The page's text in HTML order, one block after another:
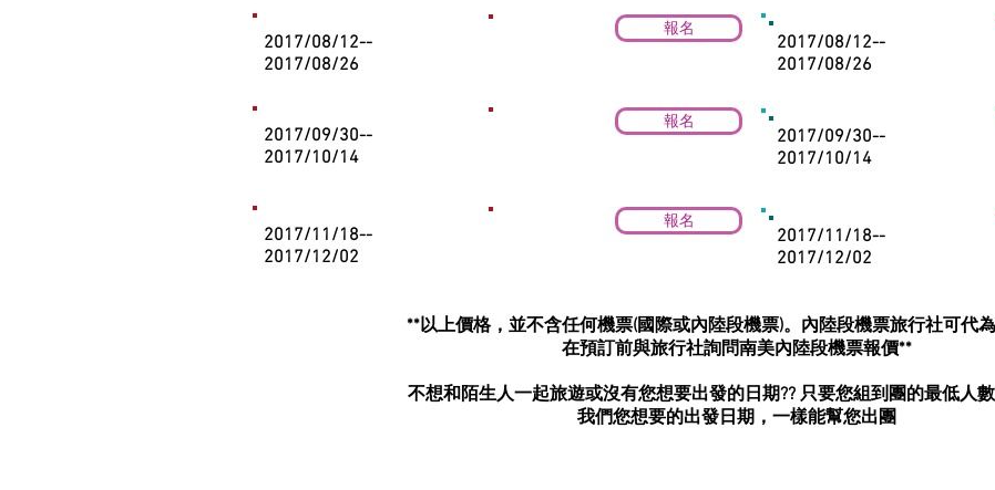
2017/08/12--
2017/08/26
報名
2017/08/12--
2017/08/26
2017/09/30--
2017/10/14
報名
2017/09/30--
2017/10/14
2017/11/18--
2017/12/02
報名
2017/11/18--
2017/12/02
**以上價格，並不含任何機票(國際或內陸段機票)。內陸段機票旅行社可代
在預訂前與旅行社詢問南美內陸段機票報價**
不想和陌生人一起旅遊或沒有您想要出發的日期?? 只要您組到團的最低人
我們您想要的出發日期，一樣能幫您出團